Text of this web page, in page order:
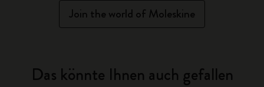
Join the world of Moleskine
Das könnte Ihnen auch gefallen